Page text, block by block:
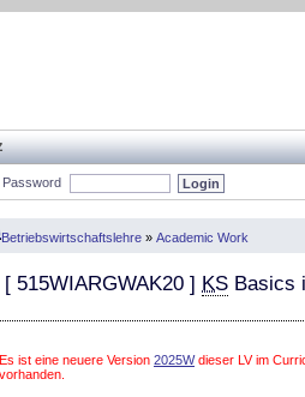
Password
Betriebswirtschaftslehre » Academic Work
[ 515WIARGWAK20 ] KS Basics
Es ist eine neuere Version 2025Wdieser LV im
vorhanden.